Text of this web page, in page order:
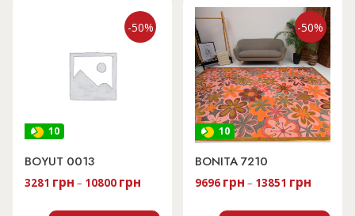
10
-50%
BOYUT 0013
3281 грн – 10800 грн
10
-50%
BONITA 7210
9696 грн – 13851 грн